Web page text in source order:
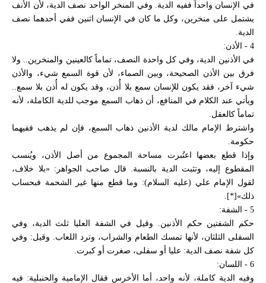
في الإنسان واحداً ففيه الدية. وفي المنخر الواحد نصف الدية، لأن الأنف
يشتمل على منخرين، وكل ما كان في الإنسان اثنين ففي أحدهما نصف
الدية.
4 - الأذن:
في الأذنين الدية، وفي كل واحدة النصف، تماماً كالعينين والمنخرين.. ولا
فرق بين الأذن الصحيحة، وبين الصماء، لأن قوة السمع شيء، والأذن
شيء آخر، فقد يكون للإنسان سمع بلا أُذن، وقد يكون له أُذن بلا سمع..
ويأتي عند الكلام في المنافع، أن ذهاب السمع موجب للدية الكاملة، لأنه
تماماً كالعقل.
واشترط الإمام مالك لدية الأذنين ذهاب السمع، فإن لم يذهب ففيهما
حكومة.
وإذا قطع بعضها اعتُبرت مساحة المجموع من أصل الأذن، ويُنسب
المقطوع إليه، وتثبت الدية بالنسبة. قال صاحب الجواهر: «بلا خلاف،
لقول الإمام علي (عليه السلام): وما قطع منها غير الشحمة فبحساب
ذلك»[*].
5 - الشفة:
حكم الشفتين حكم الأذنين. وقيل في الشفة العليا ثلث الدية، وفي
السفلى الثلثان، لأنها تمسك الطعام والشراب، وترد اللعاب. وقيل: وفي
كل شفة نصف الدية: عليا أو سفلى، صغرت أو كبرت.
6 - اللسان:
وفيه الدية كاملة، لأنه واحد، أما الأخرس فقال الإمامية والحنبلية: فيه